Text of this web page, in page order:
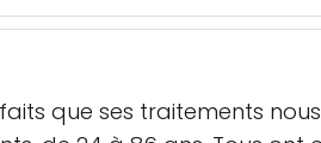
que ses traitements